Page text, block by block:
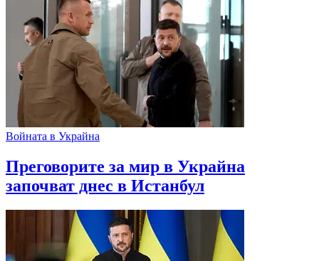
Войната в Украйна
Преговорите за мир в Украйна
започват днес в Истанбул